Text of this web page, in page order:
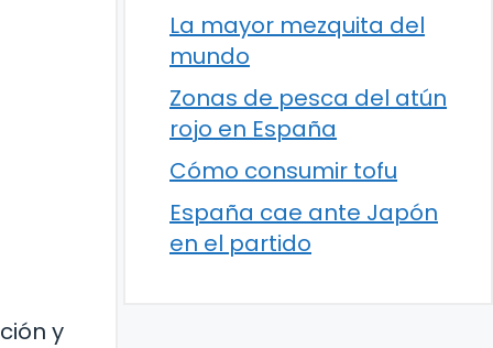
y
La mayor mezquita del
mundo
Zonas de pesca del atún
rojo en España
Cómo consumir tofu
España cae ante Japón
en el partido